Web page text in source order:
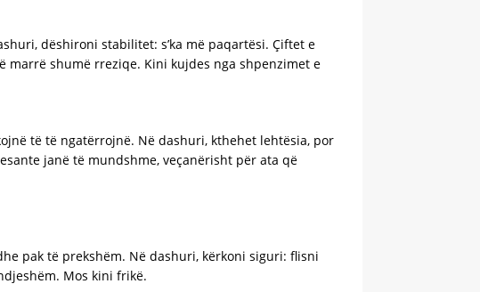
dëshironi stabilitet: s’ka më paqartësi. Çiftet e
marrë shumë rreziqe. Kini kujdes nga shpenzimet e
të të ngatërrojnë. Në dashuri, kthehet lehtësia, por
janë të mundshme, veçanërisht për ata që
pak të prekshëm. Në dashuri, kërkoni siguri: flisni
Mos kini frikë.